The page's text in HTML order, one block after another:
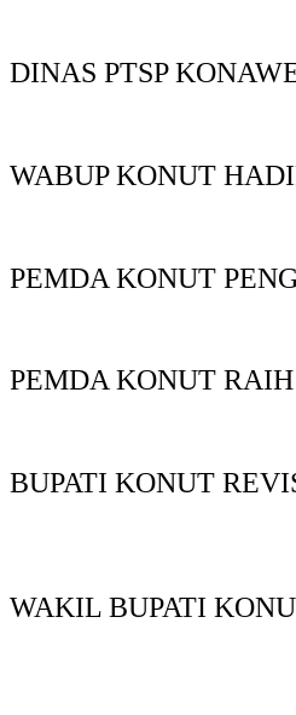
DINAS PTSP
WABUP KONUT
PEMDA KONUT
PEMDA KONUT
BUPATI KONUT
WAKIL BUPATI